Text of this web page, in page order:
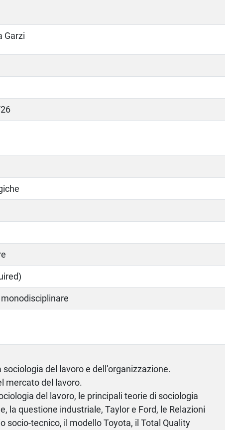
Garzi
del lavoro e dell’organizzazione.
mercato del lavoro.
del lavoro, le principali teorie di sociologia
la questione industriale, Taylor e Ford, le Relazioni
socio-tecnico, il modello Toyota, il Total Quality